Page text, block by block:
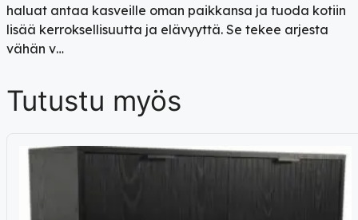
haluat antaa kasveille oman paikkansa ja tuoda kotiin
lisää kerroksellisuutta ja elävyyttä. Se tekee arjesta
vähän v…
Tutustu myös